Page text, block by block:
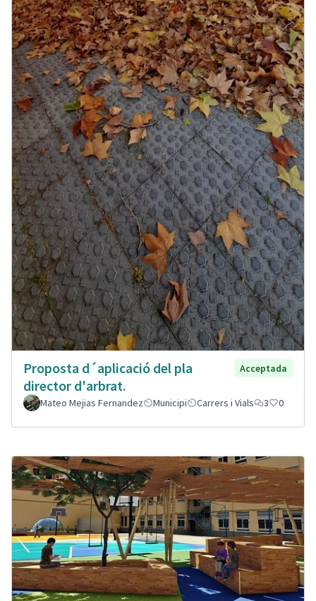
Proposta d´aplicació del pla
director d'arbrat.
Acceptada
Mateo Mejias Fernandez Municipi Carrers i Vials 3 0